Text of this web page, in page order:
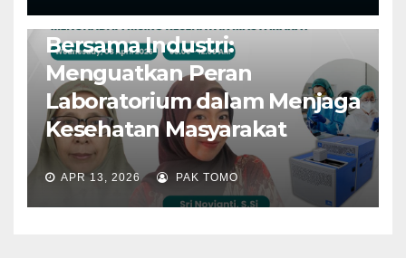
Webinar AKA CARAKA
Bersama Industri:
Menguatkan Peran
Laboratorium dalam Menjaga
Kesehatan Masyarakat
APR 13, 2026 PAK TOMO